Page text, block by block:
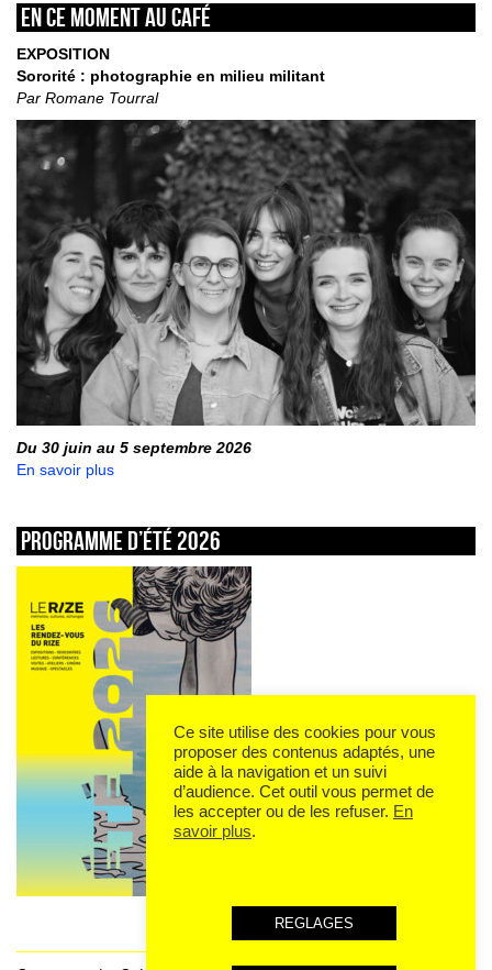
En ce moment au café
EXPOSITION
Sororité : photographie en milieu militant
Par Romane Tourral
Du 30 juin au 5 septembre 2026
En savoir plus
Programme d’été 2026
Ce site utilise des cookies pour vous
proposer des contenus adaptés, une
aide à la navigation et un suivi
d’audience. Cet outil vous permet de
les accepter ou de les refuser. En
savoir plus.
REGLAGES